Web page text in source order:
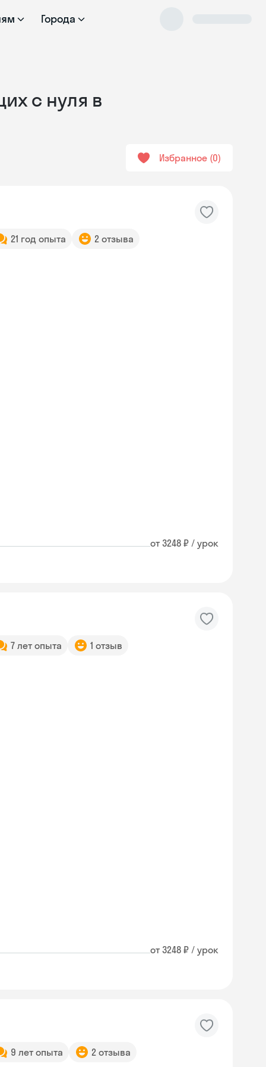
Города
с нуля в
Избранное 0
21 год опыта 2 отзыва
от 3248 ₽ / урок
7 лет опыта 1 отзыв
от 3248 ₽ / урок
9 лет опыта 2 отзыва